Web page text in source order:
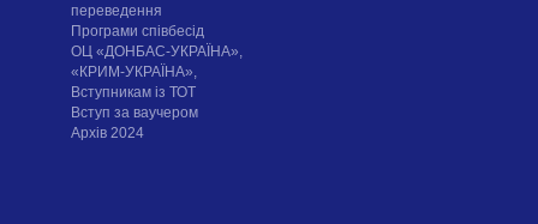
переведення
Програми співбесід
ОЦ «ДОНБАС-УКРАЇНА»,
«КРИМ-УКРАЇНА»,
Вступникам із ТОТ
Вступ за ваучером
Архів 2024